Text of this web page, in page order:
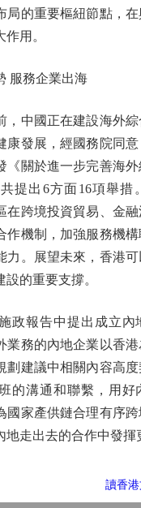
局的重要樞紐節點，
用。
務企業出海
中國正在建設海外綜
康發展，經國務院同
《關於進一步完善海
提出6方面16項舉措
在跨境投資貿易、金
作機制，加強服務機
力。展望未來，香港
的重要支撐。
報告中提出成立內
業務的內地企業以香港
劃建議中相關內容高
的溝通和聯繫，用好
國家產供鏈合理有序
走出去的合作中發揮
讀香